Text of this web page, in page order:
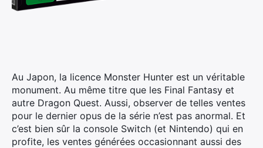
Au Japon, la licence Monster Hunter est un véritable
monument. Au même titre que les Final Fantasy et
autre Dragon Quest. Aussi, observer de telles ventes
pour le dernier opus de la série n’est pas anormal. Et
c’est bien sûr la console Switch (et Nintendo) qui en
profite, les ventes générées occasionnant aussi des